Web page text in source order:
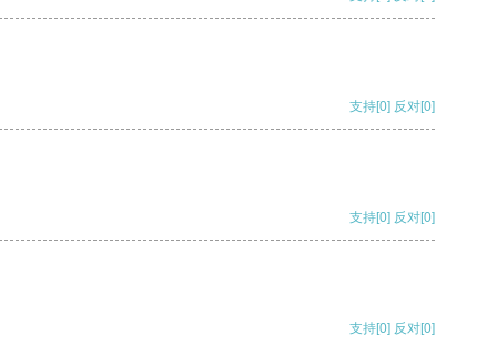
支持[0] 反对[0]
支持[0] 反对[0]
支持[0] 反对[0]